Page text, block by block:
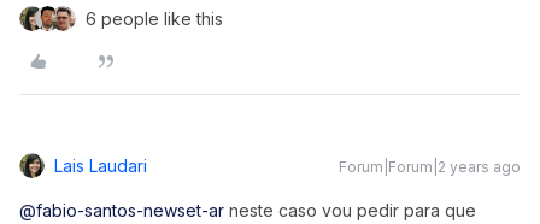
6 people like this
Lais Laudari Forum|Forum|2 years ago
@fabio-santos-newset-ar neste caso vou pedir para que